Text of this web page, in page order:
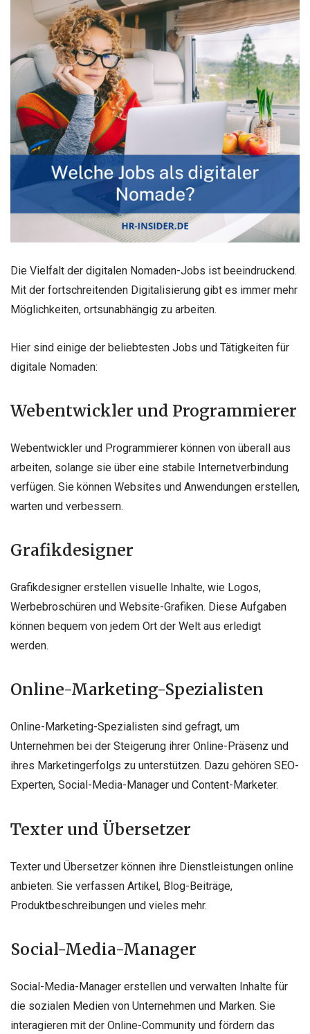
Die Vielfalt der digitalen Nomaden-Jobs ist beeindruckend.
Mit der fortschreitenden Digitalisierung gibt es immer mehr
Möglichkeiten, ortsunabhängig zu arbeiten.
Hier sind einige der beliebtesten Jobs und Tätigkeiten für
digitale Nomaden:
Webentwickler und Programmierer
Webentwickler und Programmierer können von überall aus
arbeiten, solange sie über eine stabile Internetverbindung
verfügen. Sie können Websites und Anwendungen erstellen,
warten und verbessern.
Grafikdesigner
Grafikdesigner erstellen visuelle Inhalte, wie Logos,
Werbebroschüren und Website-Grafiken. Diese Aufgaben
können bequem von jedem Ort der Welt aus erledigt
werden.
Online-Marketing-Spezialisten
Online-Marketing-Spezialisten sind gefragt, um
Unternehmen bei der Steigerung ihrer Online-Präsenz und
ihres Marketingerfolgs zu unterstützen. Dazu gehören SEO-
Experten, Social-Media-Manager und Content-Marketer.
Texter und Übersetzer
Texter und Übersetzer können ihre Dienstleistungen online
anbieten. Sie verfassen Artikel, Blog-Beiträge,
Produktbeschreibungen und vieles mehr.
Social-Media-Manager
Social-Media-Manager erstellen und verwalten Inhalte für
die sozialen Medien von Unternehmen und Marken. Sie
interagieren mit der Online-Community und fördern das